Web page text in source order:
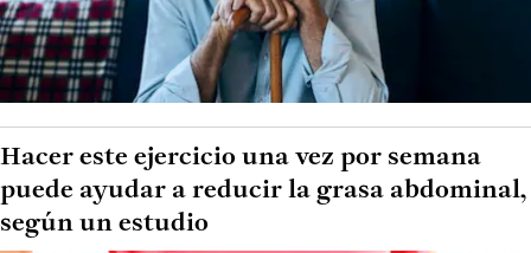
Hacer este ejercicio una vez por semana
puede ayudar a reducir la grasa abdominal,
según un estudio